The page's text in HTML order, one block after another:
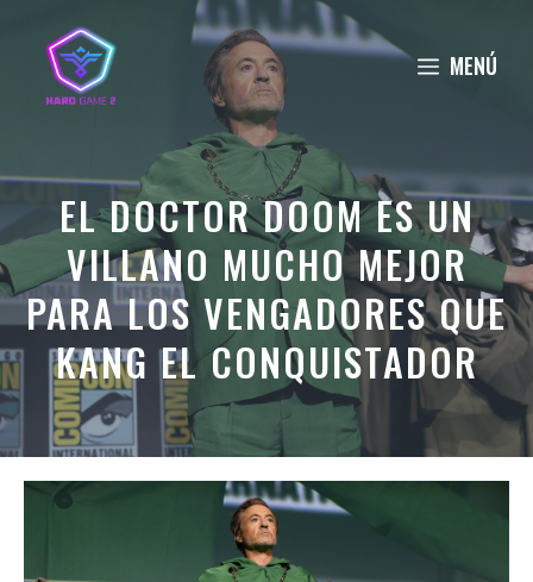
contenido
MENÚ
EL DOCTOR DOOM ES UN
VILLANO MUCHO MEJOR
PARA LOS VENGADORES QUE
KANG EL CONQUISTADOR